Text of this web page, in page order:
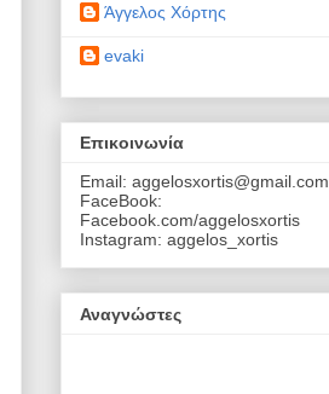
Άγγελος Χόρτης
evaki
Επικοινωνία
Email: aggelosxortis@gmail.com
FaceBook:
Facebook.com/aggelosxortis
Instagram: aggelos_xortis
Αναγνώστες